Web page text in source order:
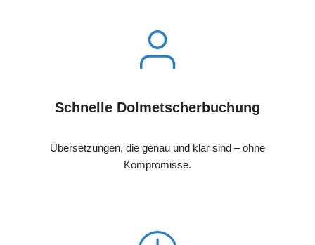
Schnelle Dolmetscherbuchung
Übersetzungen, die genau und klar sind – ohne
Kompromisse.